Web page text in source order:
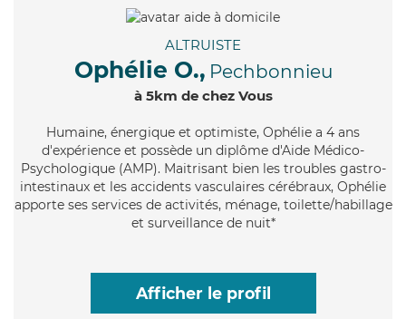
ALTRUISTE
Ophélie O., Pechbonnieu
à 5km de chez Vous
Humaine, énergique et optimiste, Ophélie a 4 ans
d'expérience et possède un diplôme d'Aide Médico-
Psychologique (AMP). Maitrisant bien les troubles gastro-
intestinaux et les accidents vasculaires cérébraux, Ophélie
apporte ses services de activités, ménage, toilette/habillage
et surveillance de nuit*
Afficher le profil